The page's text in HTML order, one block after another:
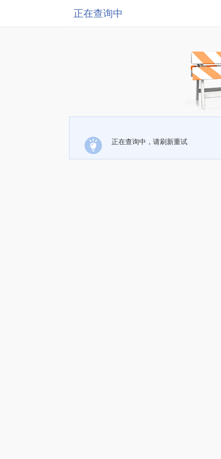
正在查询中
正在查询中，请刷新重试